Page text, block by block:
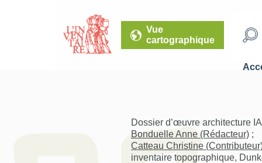
Vue
cartographique
Dossier d’œuvre architecture
Bonduelle Anne (Rédacteur) ;
Catteau Christine
inventaire topographique,